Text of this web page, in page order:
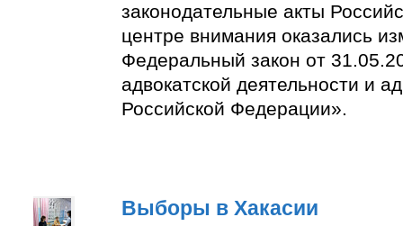
законодательные акты
центре внимания оказались
Федеральный закон от
адвокатской деятельности и
Российской Федерации».
Выборы в Хакасии